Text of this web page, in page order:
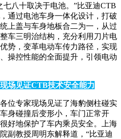
八十取决于电池。”比亚迪CTB
通过电池车身一体化设计，打破
上盖与车身地板合二为一，从过
车三明治结构，充分利用刀片电
势，变革电动车传力路径，实现
操控性能的全面提升，引领电动
场见证CTB技术安全能力
位专家现场见证了海豹侧柱碰实
身碰撞后变形小，车门正常开
好地保护了车内乘员安全。上海
副教授周明东解释道，“比亚迪